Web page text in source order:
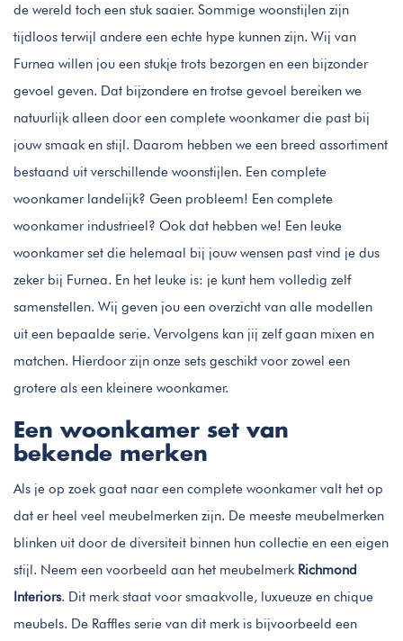
de wereld toch een stuk saaier. Sommige woonstijlen zijn
tijdloos terwijl andere een echte hype kunnen zijn. Wij van
Furnea willen jou een stukje trots bezorgen en een bijzonder
gevoel geven. Dat bijzondere en trotse gevoel bereiken we
natuurlijk alleen door een complete woonkamer die past bij
jouw smaak en stijl. Daarom hebben we een breed assortiment
bestaand uit verschillende woonstijlen. Een complete
woonkamer landelijk? Geen probleem! Een complete
woonkamer industrieel? Ook dat hebben we! Een leuke
woonkamer set die helemaal bij jouw wensen past vind je dus
zeker bij Furnea. En het leuke is: je kunt hem volledig zelf
samenstellen. Wij geven jou een overzicht van alle modellen
uit een bepaalde serie. Vervolgens kan jij zelf gaan mixen en
matchen. Hierdoor zijn onze sets geschikt voor zowel een
grotere als een kleinere woonkamer.
Een woonkamer set van
bekende merken
Als je op zoek gaat naar een complete woonkamer valt het op
dat er heel veel meubelmerken zijn. De meeste meubelmerken
blinken uit door de diversiteit binnen hun collectie en een eigen
stijl. Neem een voorbeeld aan het meubelmerk Richmond
Interiors. Dit merk staat voor smaakvolle, luxueuze en chique
meubels. De Raffles serie van dit merk is bijvoorbeeld een